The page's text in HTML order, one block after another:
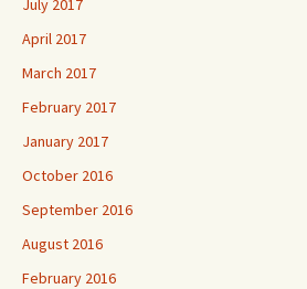
July 2017
April 2017
March 2017
February 2017
January 2017
October 2016
September 2016
August 2016
February 2016